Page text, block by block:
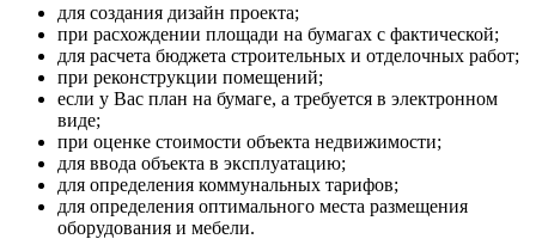
для создания дизайн проекта;
при расхождении площади на бумагах с фактической;
для расчета бюджета строительных и отделочных работ;
при реконструкции помещений;
если у Вас план на бумаге, а требуется в электронном
виде;
при оценке стоимости объекта недвижимости;
для ввода объекта в эксплуатацию;
для определения коммунальных тарифов;
для определения оптимального места размещения
оборудования и мебели.